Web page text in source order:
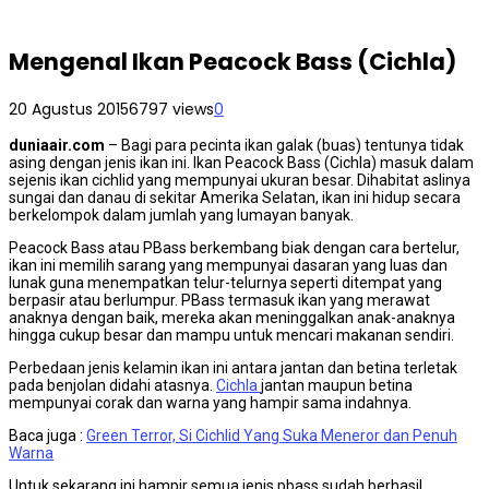
Mengenal Ikan Peacock Bass (Cichla)
20 Agustus 20156797 views0
duniaair.com – Bagi para pecinta ikan galak (buas) tentunya tidak
asing dengan jenis ikan ini. Ikan Peacock Bass (Cichla) masuk dalam
sejenis ikan cichlid yang mempunyai ukuran besar. Dihabitat aslinya
sungai dan danau di sekitar Amerika Selatan, ikan ini hidup secara
berkelompok dalam jumlah yang lumayan banyak.
Peacock Bass atau PBass berkembang biak dengan cara bertelur,
ikan ini memilih sarang yang mempunyai dasaran yang luas dan
lunak guna menempatkan telur-telurnya seperti ditempat yang
berpasir atau berlumpur. PBass termasuk ikan yang merawat
anaknya dengan baik, mereka akan meninggalkan anak-anaknya
hingga cukup besar dan mampu untuk mencari makanan sendiri.
Perbedaan jenis kelamin ikan ini antara jantan dan betina terletak
pada benjolan didahi atasnya. Cichla jantan maupun betina
mempunyai corak dan warna yang hampir sama indahnya.
Baca juga : Green Terror, Si Cichlid Yang Suka Meneror dan Penuh
Warna
Untuk sekarang ini hampir semua jenis pbass sudah berhasil